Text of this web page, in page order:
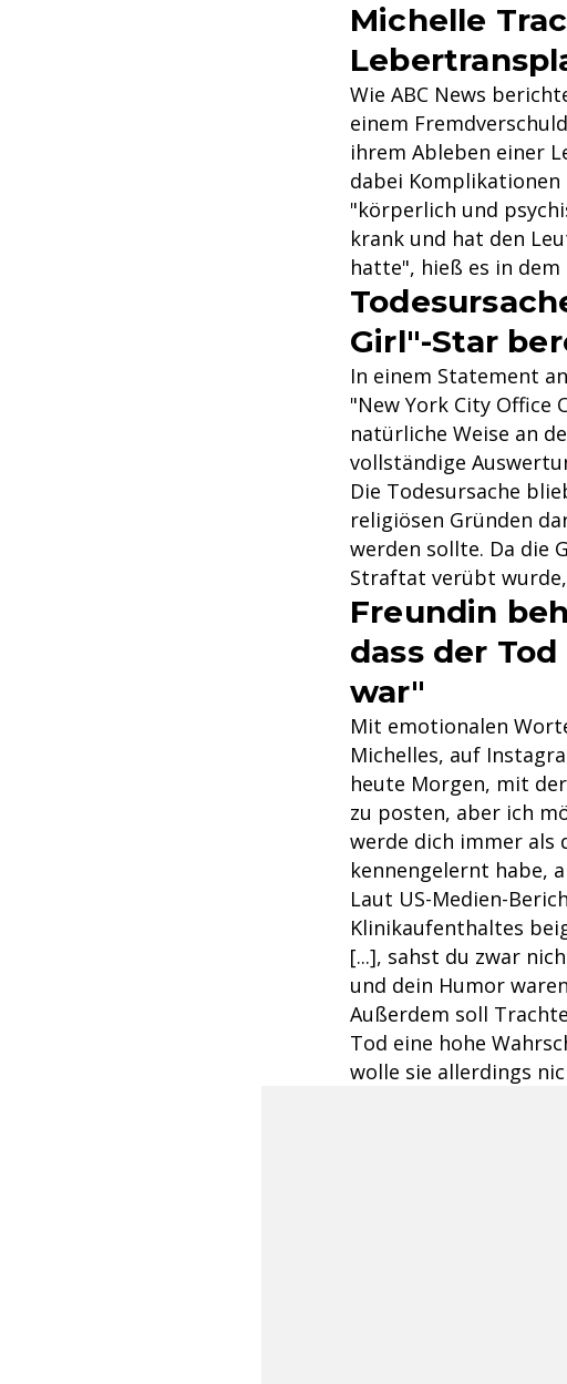
Michelle
Wie ABC News
einem
ihrem Ableben einer
dabei
"körperlich und
krank und hat den
hatte", hieß es in dem
Girl"-Star
In einem Statement
"New York City Office
natürliche Weise an
vollständige
Die Todesursache
religiösen Gründen
werden sollte. Da die
Straftat verübt
Freundin
dass der
war"
Mit emotionalen
Michelles, auf
heute Morgen, mit
zu posten, aber ich
werde dich immer als
kennengelernt habe,
Laut US-Medien-
Klinikaufenthaltes
[...], sahst du zwar
und dein Humor
Außerdem soll
Tod eine hohe
wolle sie allerdings